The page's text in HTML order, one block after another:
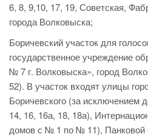
6, 8, 9,10, 17, 19, Советская,
города Волковыска;
Боричевский участок для
государственное учреждение
№ 7 г. Волковыска», город
52). В участок входят улицы
Боричевского (за
14, 16, 16а, 18, 18а),
домов с № 1 по № 11),